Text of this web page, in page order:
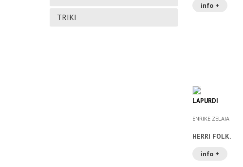
TRIKI
info +
LAPURDI
ENRIKE ZELAIA
HERRI FOLK.
info +